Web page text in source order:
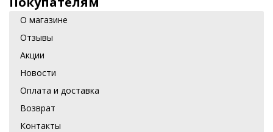
О магазине
Отзывы
Акции
Новости
Оплата и доставка
Возврат
Контакты